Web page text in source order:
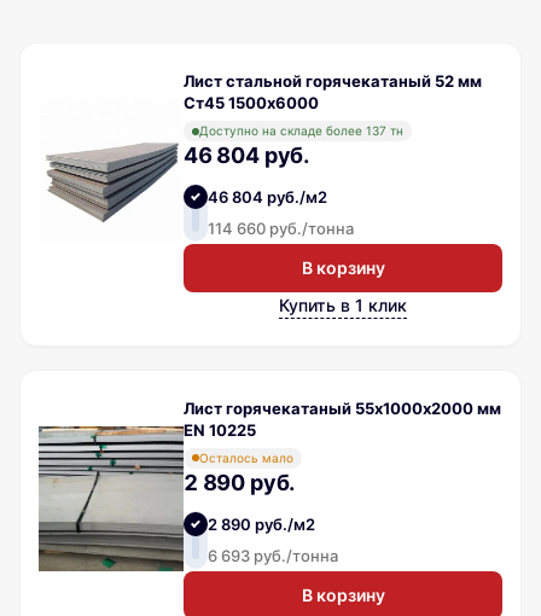
Лист стальной горячекатаный 52 мм
Ст45 1500х6000
Доступно на складе более 137 тн
46 804 руб.
46 804 руб./м2
114 660 руб./тонна
В корзину
Купить в 1 клик
Лист горячекатаный 55х1000х2000 мм
EN 10225
Осталось мало
2 890 руб.
2 890 руб./м2
6 693 руб./тонна
В корзину